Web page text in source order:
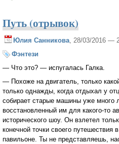
Путь (отрывок)
Юлия Санникова, 28/03/2016 —
Фэнтези
— Что это? — испугалась Галка.
— Похоже на двигатель, только
только однажды, когда отдыхал у
собирает старые машины уже много
восстановленный им для какого-то
исторического шоу. Он взлетел
конечной точки своего путешествия
павильоне. Ты не представляешь,